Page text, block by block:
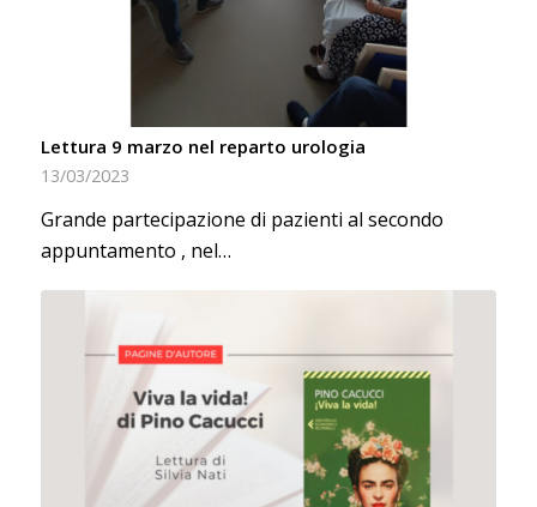
Lettura 9 marzo nel reparto urologia
13/03/2023
Grande partecipazione di pazienti al secondo
appuntamento , nel…